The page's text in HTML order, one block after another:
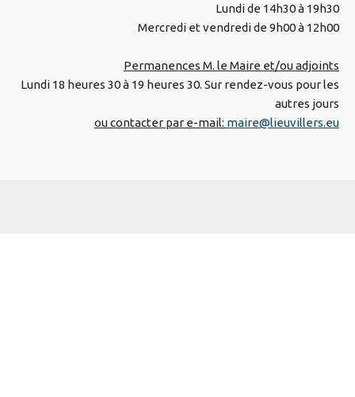
Lundi de 14h30 à 19h30
Mercredi et vendredi de 9h00 à 12h00
Permanences M. le Maire et/ou adjoints
Lundi 18 heures 30 à 19 heures 30. Sur rendez-vous pour les
autres jours
ou contacter par e-mail: maire@lieuvillers.eu